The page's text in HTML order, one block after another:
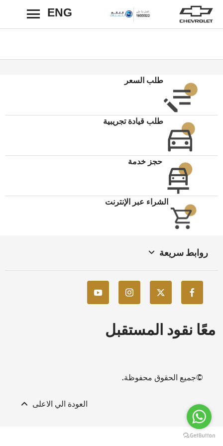
ENG رجوع
طلب السعر
طلب قيادة تجريبية
حجز خدمة
الشراء عبر الإنترنت
روابط سريعة
معًا نقود المستقبل
©جميع الحقوق محفوظة.
العودة الي الاعلى